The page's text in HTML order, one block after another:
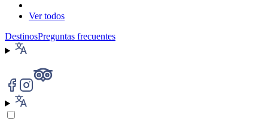
Ver todos
DestinosPreguntas frecuentes